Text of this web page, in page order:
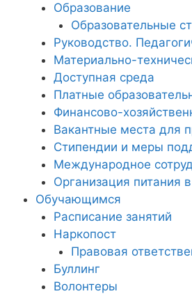
Образование
Образовательные
Руководство.
Материально-
Доступная среда
Платные
Финансово-
Вакантные места для
Стипендии и меры
Международное
Организация питания
Обучающимся
Расписание занятий
Наркопост
Правовая
Буллинг
Волонтеры